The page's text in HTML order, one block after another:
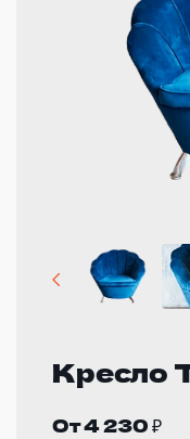
Кресло
От 4 230 ₽